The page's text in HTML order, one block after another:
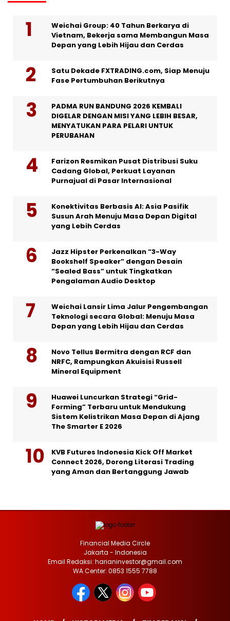
Weichai Group: 40 Tahun Berkarya di
Vietnam, Bekerja sama Membangun Masa
Depan yang Lebih Hijau dan Cerdas
Satu Dekade FXTRADING.com, Siap Menuju
Fase Pertumbuhan Berikutnya
PADMA RUN BANDUNG 2026 KEMBALI
DIGELAR DENGAN MISI YANG LEBIH BESAR,
MENYATUKAN PARA PELARI UNTUK
PERUBAHAN
Farizon Resmikan Pusat Distribusi Suku
Cadang Global, Perkuat Layanan
Purnajual di Pasar Internasional
Konektivitas Berbasis AI: Asia Pasifik
Susun Arah Menuju Masa Depan Digital
yang Lebih Cerdas
Jazz Hipster Perkenalkan “3-Way
Bookshelf Speaker” dengan Desain
“Sealed Bass” untuk Tingkatkan
Pengalaman Audio Desktop
Weichai Lansir Lima Jalur Pengembangan
Teknologi secara Global: Menuju Masa
Depan yang Lebih Hijau dan Cerdas
Novo Tellus Bermitra dengan RCF dan
NRFC, Rampungkan Akuisisi Russell
Mineral Equipment
Huawei Luncurkan Strategi “Grid-
Forming” Terbaru untuk Mendukung
Sistem Kelistrikan Masa Depan di Ajang
The Smarter E 2026
KVB Futures Indonesia Kick Off Market
Connect 2026, Dorong Literasi Trading
yang Aman dan Bertanggung Jawab
Financial Media Circle
Jakarta - Indonesia
Email Redaksi: harianinvestor@gmail.com
WA Center: 0853 1555 7788